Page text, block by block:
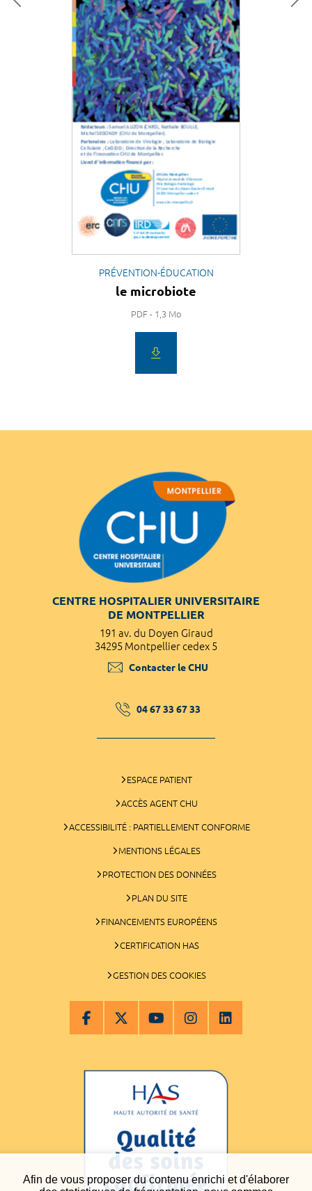
Afin de vous proposer du contenu enrichi et d'élaborer
PRÉVENTION-ÉDUCATION
le microbiote
PDF - 1,3 Mo
CENTRE HOSPITALIER UNIVERSITAIRE
DE MONTPELLIER
191 av. du Doyen Giraud
34295 Montpellier cedex 5
Contacter le CHU
04 67 33 67 33
ESPACE PATIENT
ACCÈS AGENT CHU
ACCESSIBILITÉ : PARTIELLEMENT CONFORME
MENTIONS LÉGALES
PROTECTION DES DONNÉES
PLAN DU SITE
FINANCEMENTS EUROPÉENS
CERTIFICATION HAS
GESTION DES COOKIES